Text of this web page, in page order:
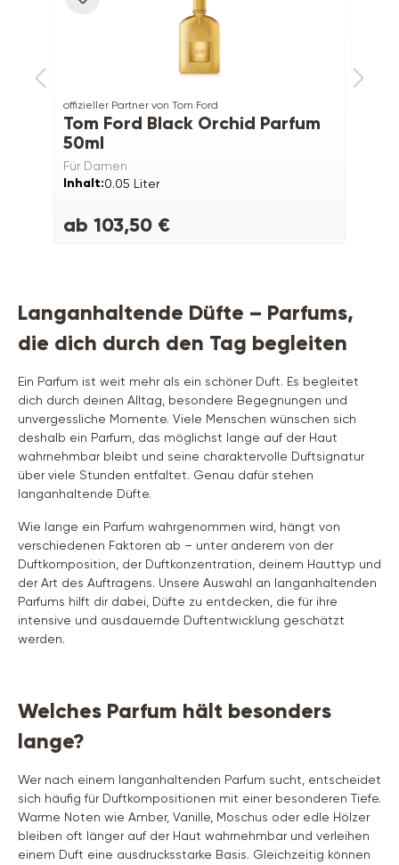
offizieller Partner von Tom Ford
Tom Ford Black Orchid Parfum
50ml
Für Damen
Inhalt:0.05 Liter
ab 103,50 €
Langanhaltende Düfte – Parfums,
die dich durch den Tag begleiten
Ein Parfum ist weit mehr als ein schöner Duft. Es begleitet
dich durch deinen Alltag, besondere Begegnungen und
unvergessliche Momente. Viele Menschen wünschen sich
deshalb ein Parfum, das möglichst lange auf der Haut
wahrnehmbar bleibt und seine charaktervolle Duftsignatur
über viele Stunden entfaltet. Genau dafür stehen
langanhaltende Düfte.
Wie lange ein Parfum wahrgenommen wird, hängt von
verschiedenen Faktoren ab – unter anderem von der
Duftkomposition, der Duftkonzentration, deinem Hauttyp und
der Art des Auftragens. Unsere Auswahl an langanhaltenden
Parfums hilft dir dabei, Düfte zu entdecken, die für ihre
intensive und ausdauernde Duftentwicklung geschätzt
werden.
Welches Parfum hält besonders
lange?
Wer nach einem langanhaltenden Parfum sucht, entscheidet
sich häufig für Duftkompositionen mit einer besonderen Tiefe.
Warme Noten wie Amber, Vanille, Moschus oder edle Hölzer
bleiben oft länger auf der Haut wahrnehmbar und verleihen
einem Duft eine ausdrucksstarke Basis. Gleichzeitig können